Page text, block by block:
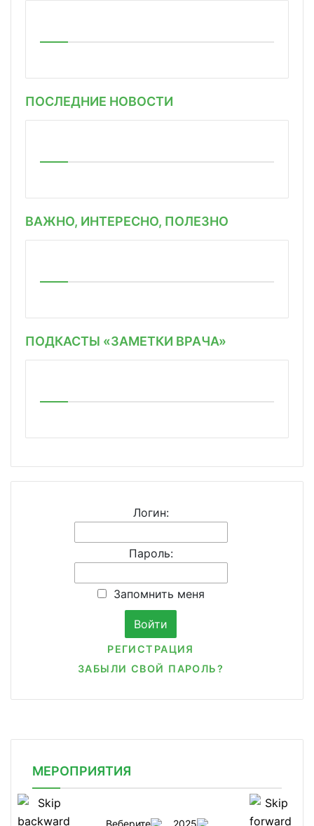
ПОСЛЕДНИЕ НОВОСТИ
ВАЖНО, ИНТЕРЕСНО, ПОЛЕЗНО
ПОДКАСТЫ «ЗАМЕТКИ ВРАЧА»
Логин:
Пароль:
Запомнить меня
РЕГИСТРАЦИЯ
ЗАБЫЛИ СВОЙ ПАРОЛЬ?
МЕРОПРИЯТИЯ
Веберите 2025